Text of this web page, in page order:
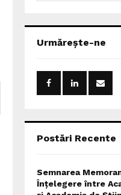
h
o
:
Urmărește-ne
Postări Recente
Semnarea
Înțelegere între